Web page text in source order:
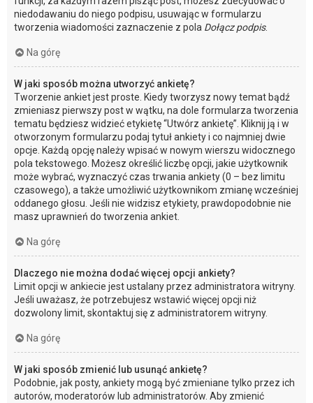
niedodawaniu do niego podpisu, usuwając w formularzu
tworzenia wiadomości zaznaczenie z pola Dołącz podpis.
Na górę
W jaki sposób można utworzyć ankietę?
Tworzenie ankiet jest proste. Kiedy tworzysz nowy temat bądź
zmieniasz pierwszy post w wątku, na dole formularza tworzenia
tematu będziesz widzieć etykietę “Utwórz ankietę”. Kliknij ją i w
otworzonym formularzu podaj tytuł ankiety i co najmniej dwie
opcje. Każdą opcję należy wpisać w nowym wierszu widocznego
pola tekstowego. Możesz określić liczbę opcji, jakie użytkownik
może wybrać, wyznaczyć czas trwania ankiety (0 – bez limitu
czasowego), a także umożliwić użytkownikom zmianę wcześniej
oddanego głosu. Jeśli nie widzisz etykiety, prawdopodobnie nie
masz uprawnień do tworzenia ankiet.
Na górę
Dlaczego nie można dodać więcej opcji ankiety?
Limit opcji w ankiecie jest ustalany przez administratora witryny.
Jeśli uważasz, że potrzebujesz wstawić więcej opcji niż
dozwolony limit, skontaktuj się z administratorem witryny.
Na górę
W jaki sposób zmienić lub usunąć ankietę?
Podobnie, jak posty, ankiety mogą być zmieniane tylko przez ich
autorów, moderatorów lub administratorów. Aby zmienić